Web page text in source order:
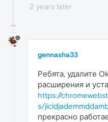
2 years later
gennasha33
Ребята, удалите
расширения и
https://
s/
прекрасно